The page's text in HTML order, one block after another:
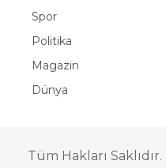
Spor
Politika
Magazin
Dünya
Tüm Hakları Saklıdır. |